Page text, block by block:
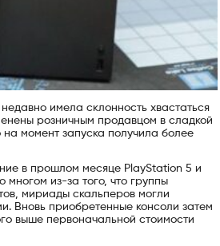
имела склонность хвастаться
розничным продавцом в сладкой
на момент запуска получила более
в прошлом месяце PlayStation 5 и
из-за того, что группы
мириады скальперов могли
Вновь приобретенные консоли затем
выше первоначальной стоимости